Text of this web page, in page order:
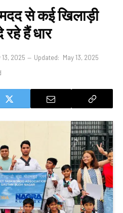
से कई खिलाड़ी
रहे हैं धार
13, 2025 Updated: May 13, 2025